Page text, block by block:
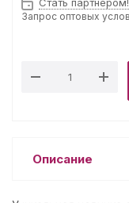
Запрос оптовых
Описание